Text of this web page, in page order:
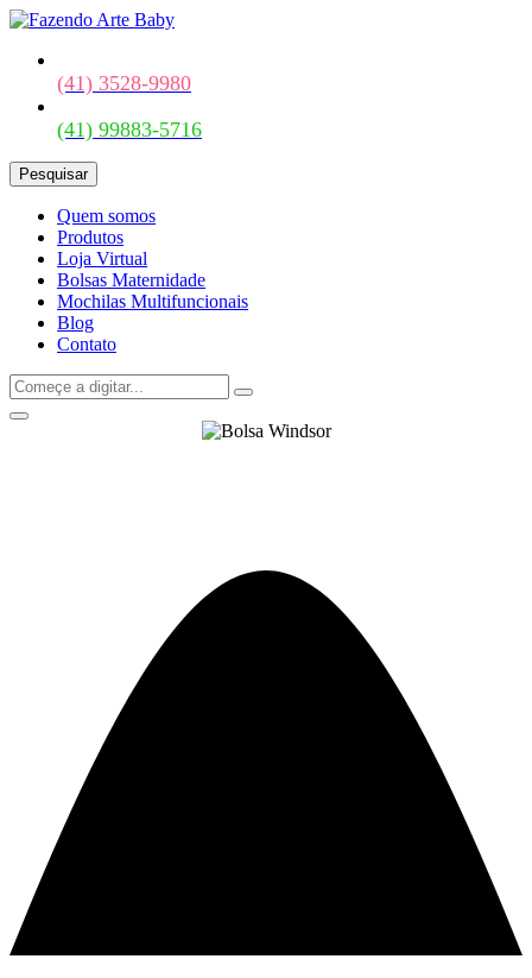
(41) 3528-9980
(41) 99883-5716
Pesquisar
Quem somos
Produtos
Loja Virtual
Bolsas Maternidade
Mochilas Multifuncionais
Blog
Contato